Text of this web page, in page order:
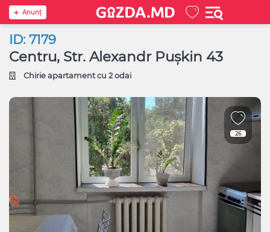
Anunţ
ID: 7179
Centru, Str. Alexandr Pușkin 43
Chirie apartament cu 2 odai
26